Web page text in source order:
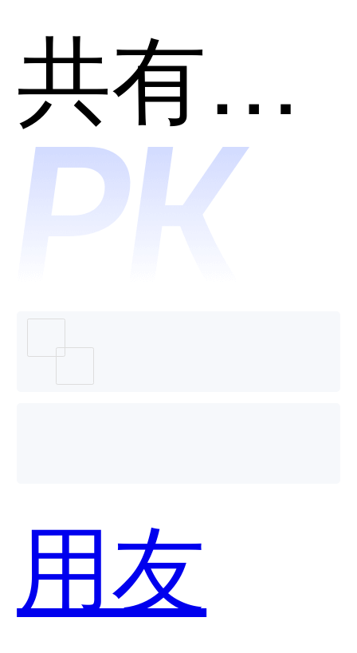
Centric
PLM哪
个好
用？
共有分类：产品全生命周期管理系统(PLM)
用友